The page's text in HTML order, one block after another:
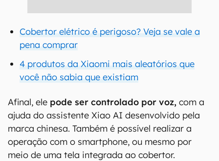
Cobertor elétrico é perigoso? Veja se vale a
pena comprar
4 produtos da Xiaomi mais aleatórios que
você não sabia que existiam
Afinal, ele pode ser controlado por voz, com a
ajuda do assistente Xiao AI desenvolvido pela
marca chinesa. Também é possível realizar a
operação com o smartphone, ou mesmo por
meio de uma tela integrada ao cobertor.